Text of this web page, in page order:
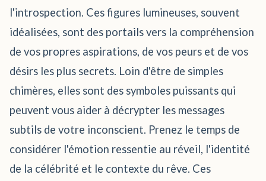
l'introspection. Ces figures lumineuses, souvent
idéalisées, sont des portails vers la compréhension
de vos propres aspirations, de vos peurs et de vos
désirs les plus secrets. Loin d'être de simples
chimères, elles sont des symboles puissants qui
peuvent vous aider à décrypter les messages
subtils de votre inconscient. Prenez le temps de
considérer l'émotion ressentie au réveil, l'identité
de la célébrité et le contexte du rêve. Ces